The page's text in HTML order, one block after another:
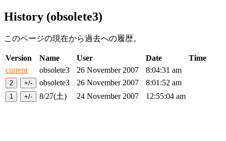
History (obsolete3)
このページの現在から過去への履歴。
Version Name User Date
Time
current
obsolete3 26 November 2007
8:04:31 am
obsolete3
26 November 2007
8:01:52 am
8/27(土)
24 November 2007 12:55:04 am